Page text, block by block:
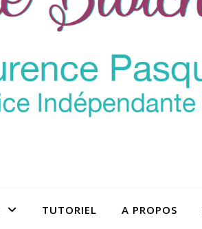
TUTORIEL A PROPOS